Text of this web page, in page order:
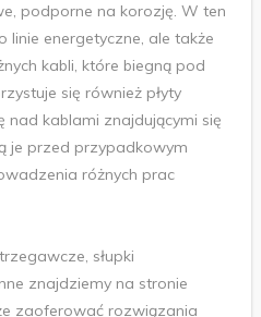
podporne na korozję. W ten
linie energetyczne, ale także
kabli, które biegną pod
się również płyty
nad kablami znajdującymi się
je przed przypadkowym
różnych prac
słupki
znajdziemy na stronie
zaoferować rozwiązania